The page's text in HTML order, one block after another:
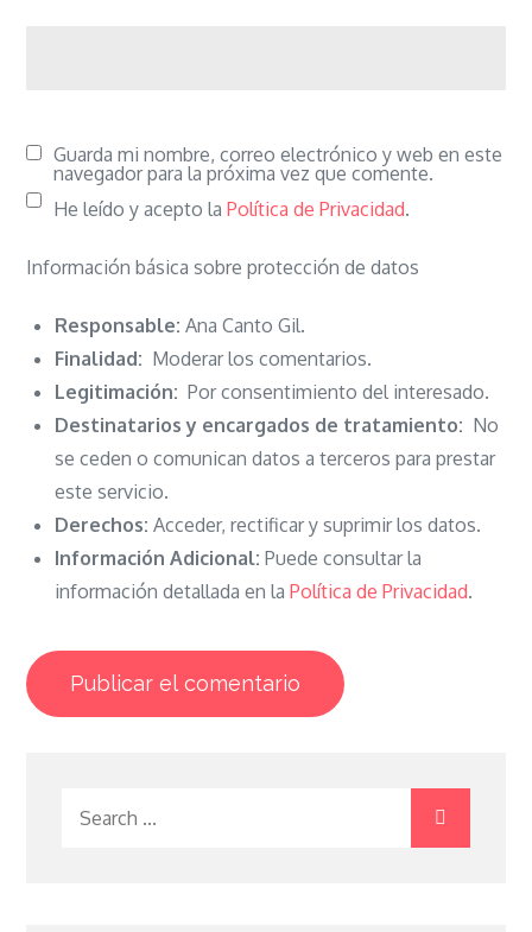
Guarda mi nombre, correo electrónico y web en este
navegador para la próxima vez que comente.
He leído y acepto laPolítica de Privacidad.
Información básica sobre protección de datos
Responsable: Ana Canto Gil.
Finalidad: Moderar los comentarios.
Legitimación: Por consentimiento del interesado.
Destinatarios y encargados de tratamiento: No
se ceden o comunican datos a terceros para prestar
este servicio.
Derechos: Acceder, rectificar y suprimir los datos.
Información Adicional: Puede consultar la
información detallada en laPolítica de Privacidad.